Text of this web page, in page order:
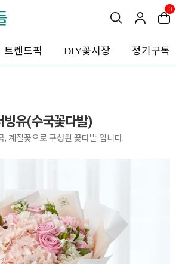
0
트렌드픽 DIY꽃시장 정기구독
빙유(수국꽃다발)
, 계절꽃으로 구성된 꽃다발 입니다.